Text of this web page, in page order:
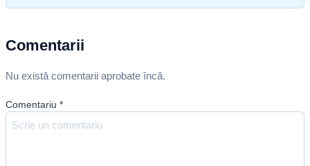
Comentarii
Nu există comentarii aprobate încă.
Comentariu *